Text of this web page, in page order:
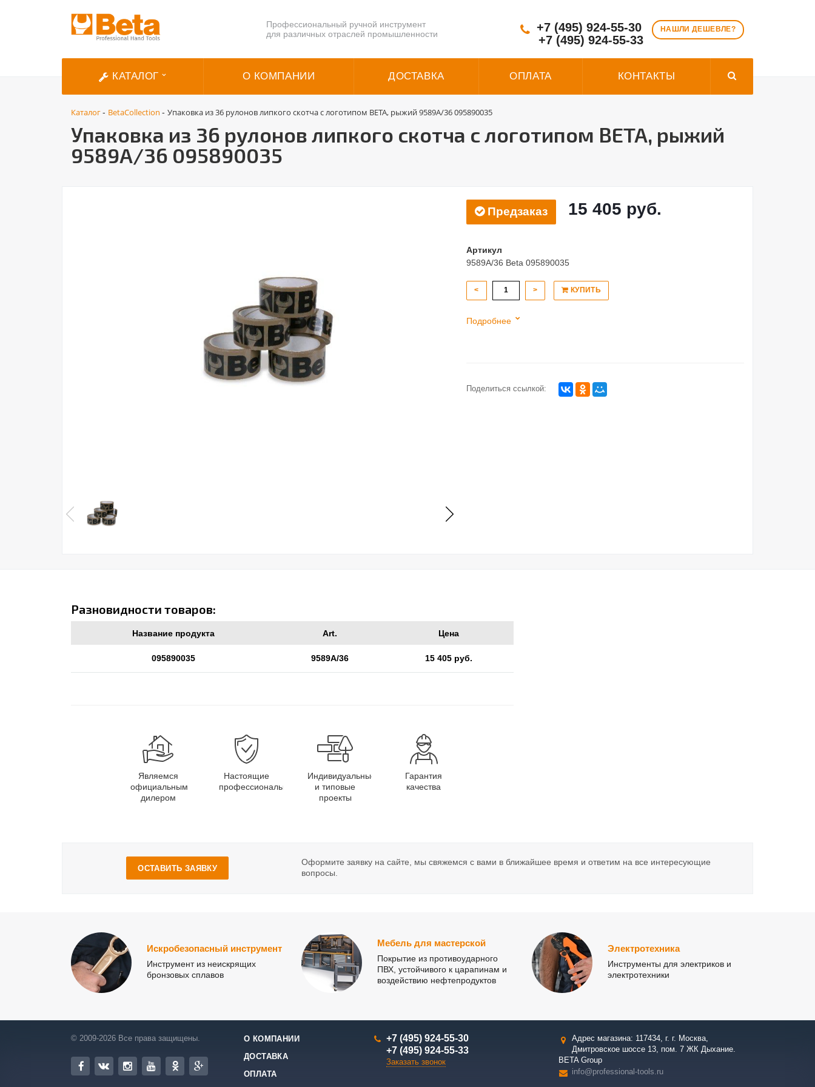
Профессиональный ручной инструмент
для различных отраслей промышленности
НАШЛИ ДЕШЕВЛЕ?
+7 (495) 924-55-30
+7 (495) 924-55-33
КАТАЛОГ О КОМПАНИИ ДОСТАВКА ОПЛАТА КОНТАКТЫ
Каталог- BetaCollection - Упаковка из 36 рулонов липкого скотча с логотипом BETA, рыжий 9589A/36 095890035
Упаковка из 36 рулонов липкого скотча с логотипом BETA, рыжий
9589A/36 095890035
Предзаказ 15 405 руб.
Артикул
9589A/36 Beta 095890035
< > КУПИТЬ
Подробнее
Поделиться ссылкой:
Разновидности товаров:
Название продукта Art. Цена
095890035 9589A/36 15 405 руб.
Являемся
официальным
дилером
Настоящие
профессионалы
Индивидуальные
и типовые
проекты
Гарантия
качества
ОСТАВИТЬ ЗАЯВКУ
Оформите заявку на сайте, мы свяжемся с вами в ближайшее время и ответим на все интересующие
вопросы.
Искробезопасный инструмент
Инструмент из неискрящих
бронзовых сплавов
Мебель для мастерской
Покрытие из противоударного
ПВХ, устойчивого к царапинам и
воздействию нефтепродуктов
Электротехника
Инструменты для электриков и
электротехники
© 2009-2026 Все права защищены.
О КОМПАНИИ
ДОСТАВКА
ОПЛАТА
+7 (495) 924-55-30
+7 (495) 924-55-33
Заказать звонок
Адрес магазина: 117434, г. г. Москва,
Дмитровское шоссе 13, пом. 7 ЖК Дыхание.
BETA Group
info@professional-tools.ru